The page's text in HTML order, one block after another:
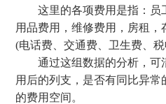
这里的各项费用是指：员
用品费用，维修费用，房租，
(电话费、交通费、卫生费、税
通过这组数据的分析，可
用后的列支，是否有同比异
的费用空间。